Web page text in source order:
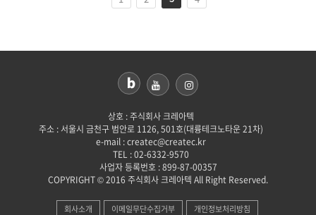
상호 : 주식회사 크레아텍
주소 : 서울시 금천구 범안로 1126, 501호(대륭테크노타운 21차)
e-mail : createc@createc.kr
TEL : 02-6332-9570
사업자 등록번호 : 899-87-00357
COPYRIGHT © 2016 주식회사 크레아텍 All Right Reserved.
회사소개 이메일무단수집거부 개인정보처리방침